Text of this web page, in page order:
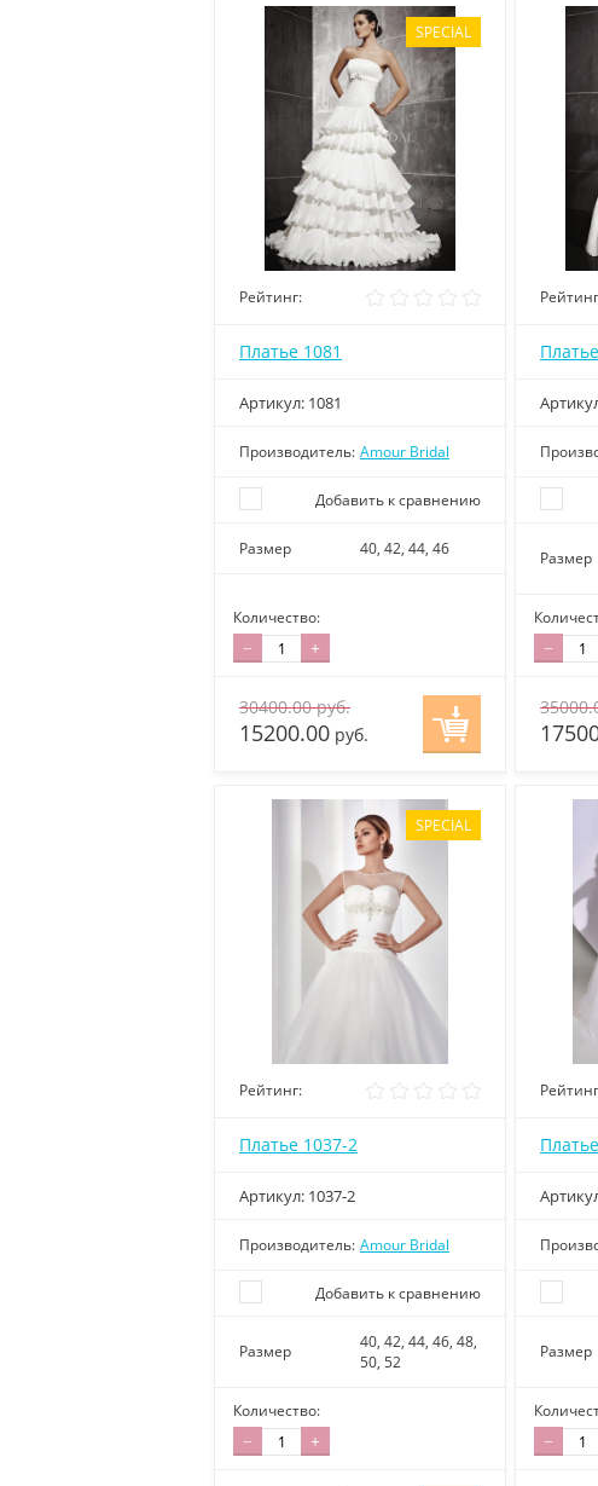
SPECIAL
Рейтинг:
Платье 1081
Артикул: 1081
Производитель: Amour Bridal
Добавить к сравнению
Размер 40, 42, 44, 46
Количество:
− +
30400.00руб.
15200.00 руб.
Размер
−
SPECIAL
Рейтинг:
Платье 1037-2
Артикул: 1037-2
Производитель: Amour Bridal
Добавить к сравнению
Размер
40, 42, 44, 46, 48,
50, 52
Количество:
− +
Размер
−